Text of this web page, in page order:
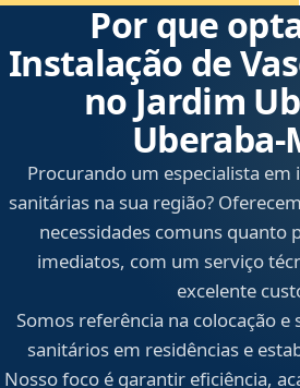
Por que
Instalação de
no Jardim
Procurando um especialista em
sanitárias na sua região?
necessidades comuns quanto
imediatos, com um serviço
excelente
Somos referência na colocação e
sanitários em residências e
Nosso foco é garantir eficiência,